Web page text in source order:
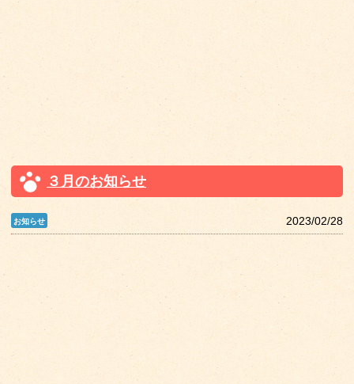
３月のお知らせ
2023/02/28